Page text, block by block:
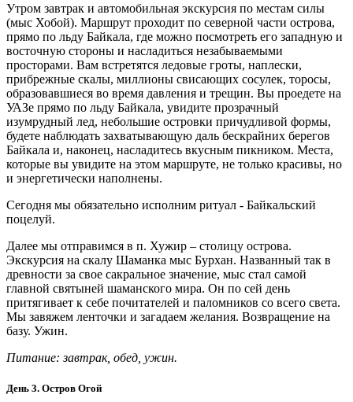
Утром завтрак и автомобильная экскурсия по местам силы
(мыс Хобой). Маршрут проходит по северной части острова,
прямо по льду Байкала, где можно посмотреть его западную и
восточную стороны и насладиться незабываемыми
просторами. Вам встретятся ледовые гроты, наплески,
прибрежные скалы, миллионы свисающих сосулек, торосы,
образовавшиеся во время давления и трещин. Вы проедете на
УАЗе прямо по льду Байкала, увидите прозрачный
изумрудный лед, небольшие островки причудливой формы,
будете наблюдать захватывающую даль бескрайних берегов
Байкала и, наконец, насладитесь вкусным пикником. Места,
которые вы увидите на этом маршруте, не только красивы, но
и энергетически наполнены.
Сегодня мы обязательно исполним ритуал - Байкальский
поцелуй.
Далее мы отправимся в п. Хужир – столицу острова.
Экскурсия на скалу Шаманка мыс Бурхан. Названный так в
древности за свое сакральное значение, мыс стал самой
главной святыней шаманского мира. Он по сей день
притягивает к себе почитателей и паломников со всего света.
Мы завяжем ленточки и загадаем желания. Возвращение на
базу. Ужин.
Питание: завтрак, обед, ужин.
День 3. Остров Огой